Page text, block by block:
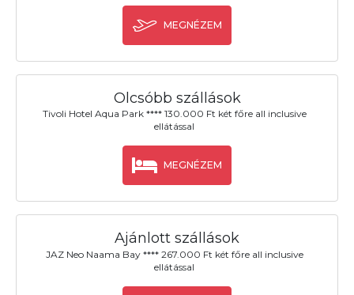
MEGNÉZEM
Olcsóbb szállások
Tivoli Hotel Aqua Park **** 130.000 Ft két főre all inclusive
ellátással
MEGNÉZEM
Ajánlott szállások
JAZ Neo Naama Bay **** 267.000 Ft két főre all inclusive
ellátással